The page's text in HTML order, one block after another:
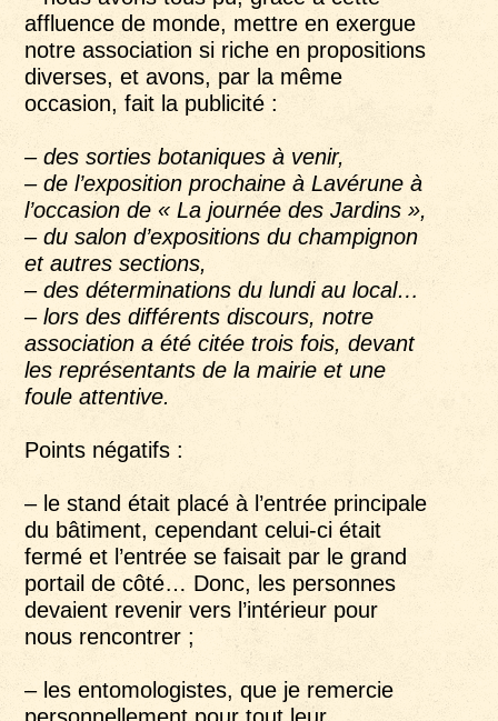
affluence de monde, mettre en exergue
notre association si riche en propositions
diverses, et avons, par la même
occasion, fait la publicité :
– des sorties botaniques à venir,
– de l’exposition prochaine à Lavérune à
l’occasion de « La journée des Jardins »,
– du salon d’expositions du champignon
et autres sections,
– des déterminations du lundi au local…
– lors des différents discours, notre
association a été citée trois fois, devant
les représentants de la mairie et une
foule attentive.
Points négatifs :
– le stand était placé à l’entrée principale
du bâtiment, cependant celui-ci était
fermé et l’entrée se faisait par le grand
portail de côté… Donc, les personnes
devaient revenir vers l’intérieur pour
nous rencontrer ;
– les entomologistes, que je remercie